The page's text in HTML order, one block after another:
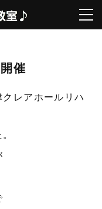
催
レアホールリハ